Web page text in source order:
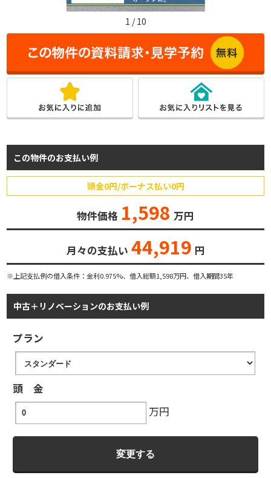
1 /10
この物件のお支払い例
頭金0円/ボーナス払い0円
物件価格 1,598 万円
月々の支払い 44,919 円
※上記支払例の借入条件：金利0.975%、借入総額1,598万円、借入期間35年
中古＋リノベーションのお支払い例
プラン
頭 金
万円